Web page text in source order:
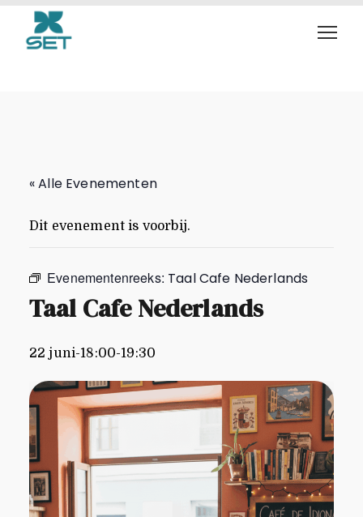
Taal Cafe Nederlands
« Alle Evenementen
Dit evenement is voorbij.
Evenementenreeks: Taal Cafe Nederlands
Taal Cafe Nederlands
22 juni-18:00-19:30